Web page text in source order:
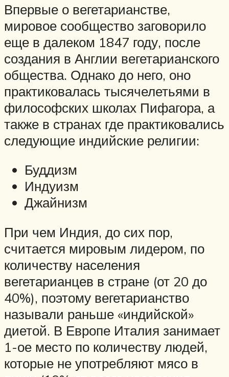
Впервые о вегетарианстве,
мировое сообщество заговорило
еще в далеком 1847 году, после
создания в Англии вегетарианского
общества. Однако до него, оно
практиковалась тысячелетьями в
философских школах Пифагора, а
также в странах где практиковались
следующие индийские религии:
Буддизм
Индуизм
Джайнизм
При чем Индия, до сих пор,
считается мировым лидером, по
количеству населения
вегетарианцев в стране (от 20 до
40%), поэтому вегетарианство
называли раньше «индийской»
диетой. В Европе Италия занимает
1-ое место по количеству людей,
которые не употребляют мясо в